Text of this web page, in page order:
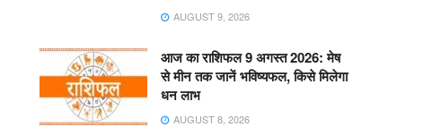
AUGUST 9, 2026
आज का राशिफल 9 अगस्त 2026: मेष
से मीन तक जानें भविष्यफल, किसे मिलेगा
धन लाभ
AUGUST 8, 2026